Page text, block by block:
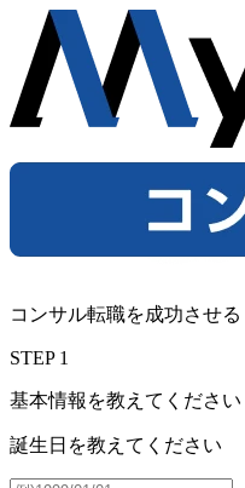
コンサル転職を成功させる
STEP 1
基本情報を教えてください
誕生日を教えてください